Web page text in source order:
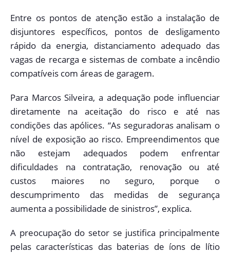
Entre os pontos de atenção estão a instalação de
disjuntores específicos, pontos de desligamento
rápido da energia, distanciamento adequado das
vagas de recarga e sistemas de combate a incêndio
compatíveis com áreas de garagem.
Para Marcos Silveira, a adequação pode influenciar
diretamente na aceitação do risco e até nas
condições das apólices. “As seguradoras analisam o
nível de exposição ao risco. Empreendimentos que
não estejam adequados podem enfrentar
dificuldades na contratação, renovação ou até
custos maiores no seguro, porque o
descumprimento das medidas de segurança
aumenta a possibilidade de sinistros”, explica.
A preocupação do setor se justifica principalmente
pelas características das baterias de íons de lítio